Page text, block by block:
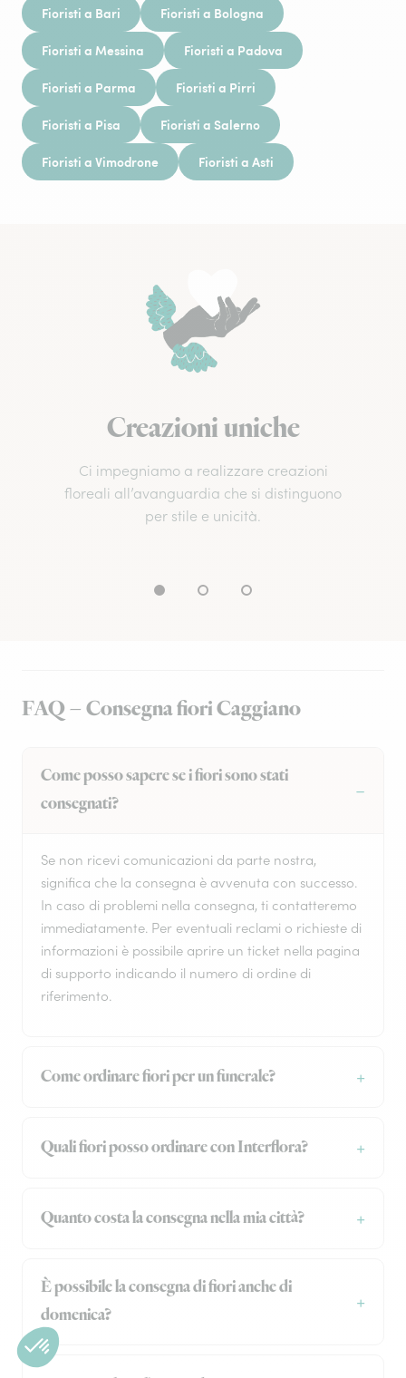
Fioristi a Bari Fioristi a Bologna
Fioristi a Messina Fioristi a Padova
Fioristi a Parma Fioristi a Pirri
Fioristi a Pisa Fioristi a Salerno
Fioristi a Vimodrone Fioristi a Asti
Creazioni uniche
Ci impegniamo a realizzare creazioni
floreali all’avanguardia che si distinguono
per stile e unicità.
FAQ – Consegna fiori Caggiano
Come posso sapere se i fiori sono stati
consegnati?
Se non ricevi comunicazioni da parte nostra,
significa che la consegna è avvenuta con successo.
In caso di problemi nella consegna, ti contatteremo
immediatamente. Per eventuali reclami o richieste di
informazioni è possibile aprire un ticket nella pagina
di supporto indicando il numero di ordine di
riferimento.
Come ordinare fiori per un funerale?
Quali fiori posso ordinare con Interflora?
Quanto costa la consegna nella mia città?
È possibile la consegna di fiori anche di
domenica?